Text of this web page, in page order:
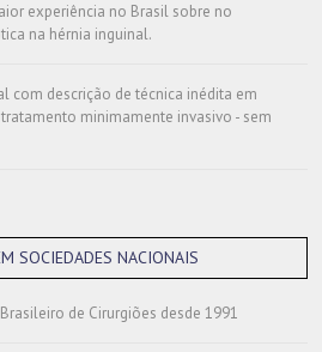
experiência no Brasil sobre no
na hérnia inguinal.
com descrição de técnica inédita em
minimamente invasivo - sem
SOCIEDADES NACIONAIS
de Cirurgiões desde 1991